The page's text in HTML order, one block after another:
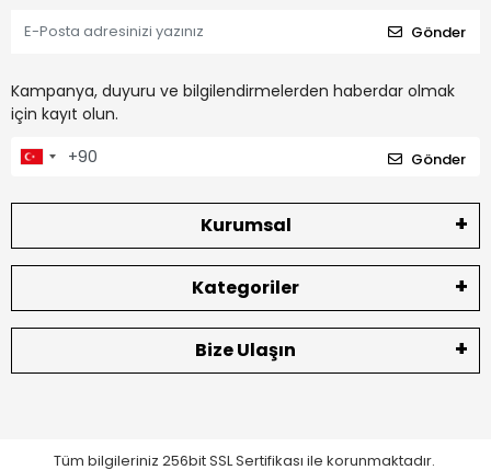
Gönder
Kampanya, duyuru ve bilgilendirmelerden haberdar olmak
için kayıt olun.
Gönder
Kurumsal
Kategoriler
Bize Ulaşın
Tüm bilgileriniz 256bit SSL Sertifikası ile korunmaktadır.